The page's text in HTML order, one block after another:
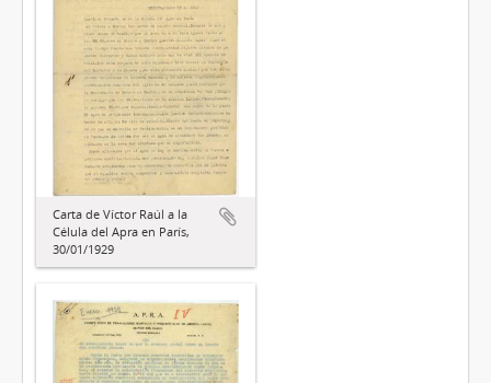
Carta de Víctor Raúl a la
Célula del Apra en París,
30/01/1929